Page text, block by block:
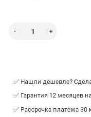
✅ Нашли дешевле?
✅ Гарантия 12 месяцев
✅ Рассрочка платежа